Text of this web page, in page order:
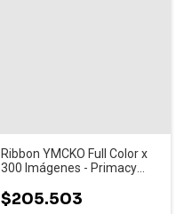
Ribbon YMCKO Full Color x
300 Imágenes - Primacy
$205.503